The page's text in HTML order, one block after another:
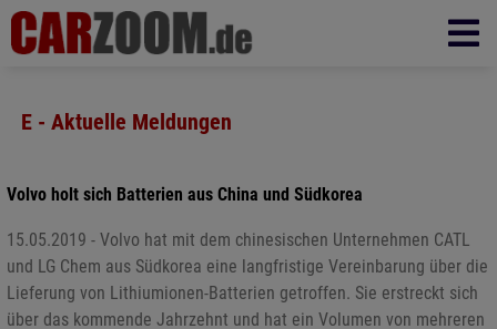
E - Aktuelle Meldungen
Volvo holt sich Batterien aus China und Südkorea
15.05.2019 - Volvo hat mit dem chinesischen Unternehmen CATL
und LG Chem aus Südkorea eine langfristige Vereinbarung über die
Lieferung von Lithiumionen-Batterien getroffen. Sie erstreckt sich
über das kommende Jahrzehnt und hat ein Volumen von mehreren